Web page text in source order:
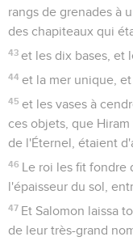
rangs de grenades à
des chapiteaux qui
43 et les dix bases, et
44 et la mer unique,
45 et les vases à
ces objets, que
de l'Éternel, étaient
46 Le roi les fit fondre
l'épaisseur du sol,
47 Et Salomon laissa
de leur très-grand